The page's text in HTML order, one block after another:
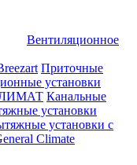
Вентиляционное
Приточные
установки
Канальные
установки
установки с
Climate